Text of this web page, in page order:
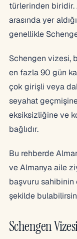
türlerinden biridir.
arasında yer
genellikle
Schengen vizesi,
en fazla 90 gün
çok girişli veya
seyahat
eksiksizliğine ve
bağlıdır.
Bu rehberde
ve Almanya aile
başvuru sahibinin
şekilde
Schengen